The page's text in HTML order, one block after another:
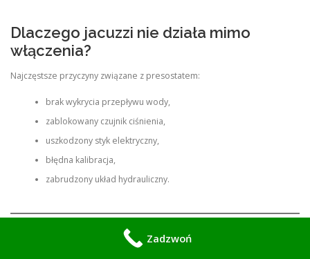
Dlaczego jacuzzi nie działa mimo
włączenia?
Najczęstsze przyczyny związane z presostatem:
brak wykrycia przepływu wody,
zablokowany czujnik ciśnienia,
uszkodzony styk elektryczny,
błędna kalibracja,
zabrudzony układ hydrauliczny.
Mobilny serwis jacuzzi – Warszawa
Zadzwoń